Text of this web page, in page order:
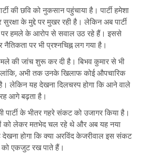
की छवि को नुकसान पहुंचाया है। पार्टी हमेशा
के मुद्दे पर मुखर रही है। लेकिन अब पार्टी
पर हमले के आरोप से सवाल उठ रहे हैं। इससे
नैतिकता पर भी प्रश्नचिह्न लग गया है।
की जांच शुरू कर दी है। बिभव कुमार से भी
अभी तक उनके खिलाफ कोई औपचारिक
लेकिन यह देखना दिलचस्प होगा कि आने वाले
आगे बढ़ता है।
के भीतर गहरे संकट को उजागर किया है।
को लेकर मतभेद चल रहे थे और अब यह नया
होगा कि क्या अरविंद केजरीवाल इस संकट
को एकजुट रख पाते हैं।